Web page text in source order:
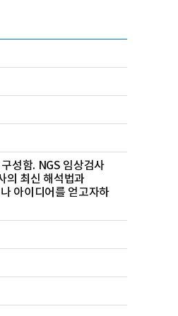
성함. NGS 임상검사
의 최신 해석법과
아이디어를 얻고자하